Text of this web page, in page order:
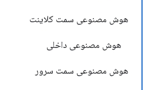
هوش مصنوعی سمت کلاینت
هوش مصنوعی داخلی
هوش مصنوعی سمت سرور